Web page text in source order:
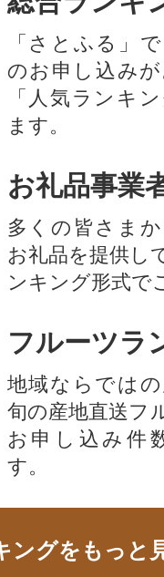
「さとふる」
のお申し込み
「人気ランキ
ます。
お礼品事業
多くの皆さま
お礼品を提供し
ンキング形式で
フルーツラ
地域ならでは
旬の産地直送フ
お申し込み件
す。
ングをもっと